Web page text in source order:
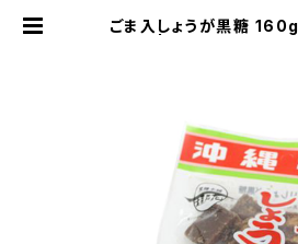
ごま入しょうが黒糖 160g 黒ごまとし